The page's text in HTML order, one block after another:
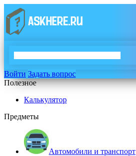
Войти Задать вопрос
Полезное
Калькулятор
Предметы
Автомобили и транспорт